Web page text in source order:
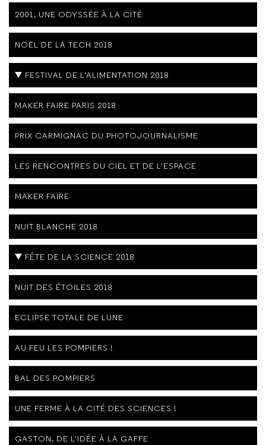
2001, UNE ODYSSÉE À LA CITÉ
NOËL DE LA TECH 2018
FESTIVAL DE L'ALIMENTATION 2018
MAKER FAIRE PARIS 2018
PRIX CARMIGNAC DU PHOTOJOURNALISME
LES RENCONTRES DU CIEL ET DE L'ESPACE
MAKER FAIRE
NUIT BLANCHE 2018
FÊTE DE LA SCIENCE 2018
NUIT DES ÉTOILES 2018
ECLIPSE TOTALE DE LUNE
AU FEU LES POMPIERS !
BAL DES POMPIERS
UNE FERME À LA CITÉ DES SCIENCES !
GASTON, DE L'IDÉE À LA GAFFE